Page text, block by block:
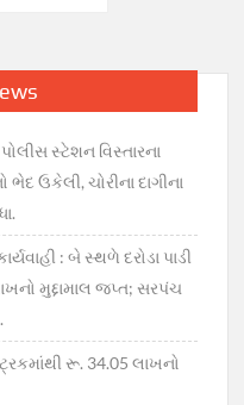
સ્ટેશન વિસ્તારના
ભેદ ઉકેલી, ચોરીના દાગીના
: બે સ્થળે દરોડા પાડી
મુદ્દામાલ જપ્ત; સરપંચ
ટ્રકમાંથી રૂ. 34.05 લાખનો